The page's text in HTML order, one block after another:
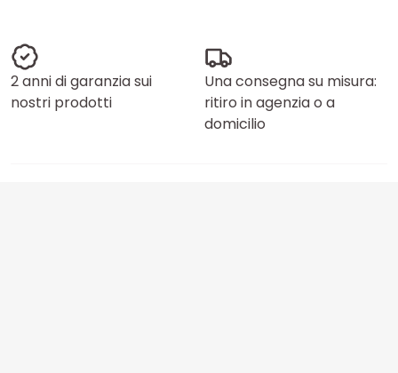
2 anni di garanzia sui
nostri prodotti
Una consegna su misura:
ritiro in agenzia o a
domicilio